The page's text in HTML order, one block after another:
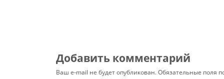
Добавить комментарий
Ваш e-mail не будет опубликован.Обязательные поля